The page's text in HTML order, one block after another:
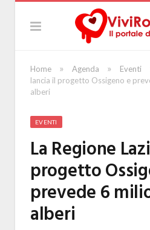
Home » Agenda » Eventi
lancia il progetto Ossigeno e
alberi
EVENTI
La Regione
progetto
prevede 6
alberi